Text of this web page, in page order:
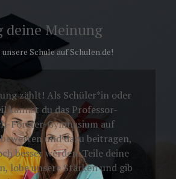
deine Meinung
Schule auf Schulen.de!
zählt! Als Schüler*in oder
kannst du das Professor-
Förster-Gymnasium auf
und dazu beitragen,
besser werden. Teile deine
lobe unsere Stärken und gib